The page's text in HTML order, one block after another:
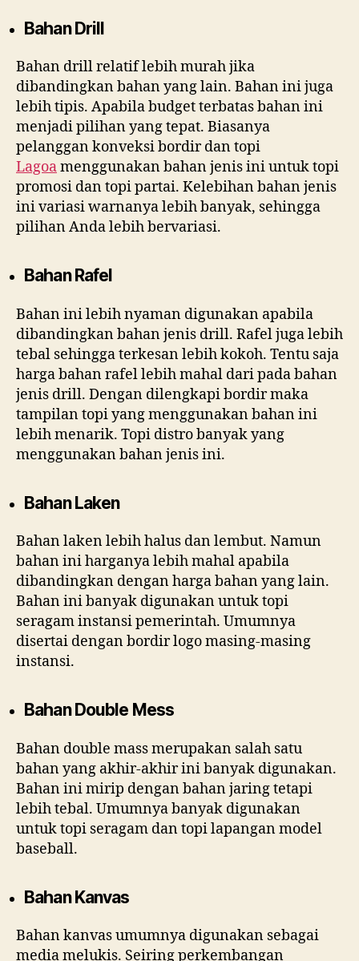
Bahan Drill
Bahan drill relatif lebih murah jika
dibandingkan bahan yang lain. Bahan ini juga
lebih tipis. Apabila budget terbatas bahan ini
menjadi pilihan yang tepat. Biasanya
pelanggan konveksi bordir dan topi
Lagoamenggunakan bahan jenis ini untuk topi
promosi dan topi partai. Kelebihan bahan jenis
ini variasi warnanya lebih banyak, sehingga
pilihan Anda lebih bervariasi.
Bahan Rafel
Bahan ini lebih nyaman digunakan apabila
dibandingkan bahan jenis drill. Rafel juga lebih
tebal sehingga terkesan lebih kokoh. Tentu saja
harga bahan rafel lebih mahal dari pada bahan
jenis drill. Dengan dilengkapi bordir maka
tampilan topi yang menggunakan bahan ini
lebih menarik. Topi distro banyak yang
menggunakan bahan jenis ini.
Bahan Laken
Bahan laken lebih halus dan lembut. Namun
bahan ini harganya lebih mahal apabila
dibandingkan dengan harga bahan yang lain.
Bahan ini banyak digunakan untuk topi
seragam instansi pemerintah. Umumnya
disertai dengan bordir logo masing-masing
instansi.
Bahan Double Mess
Bahan double mass merupakan salah satu
bahan yang akhir-akhir ini banyak digunakan.
Bahan ini mirip dengan bahan jaring tetapi
lebih tebal. Umumnya banyak digunakan
untuk topi seragam dan topi lapangan model
baseball.
Bahan Kanvas
Bahan kanvas umumnya digunakan sebagai
media melukis. Seiring perkembangan